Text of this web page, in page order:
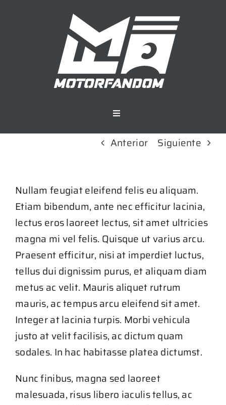
Toggle
Sobre nosotros
Galería
Blog
Anterior Siguiente
Nullam feugiat eleifend felis eu aliquam.
Etiam bibendum, ante nec efficitur lacinia,
lectus eros laoreet lectus, sit amet ultricies
magna mi vel felis. Quisque ut varius arcu.
Praesent efficitur, nisi at imperdiet luctus,
tellus dui dignissim purus, et aliquam diam
metus ac velit. Mauris aliquet rutrum
mauris, ac tempus arcu eleifend sit amet.
Integer at lacinia turpis. Morbi vehicula
justo at velit facilisis, ac dictum quam
sodales. In hac habitasse platea dictumst.
Nunc finibus, magna sed laoreet
malesuada, risus libero iaculis tellus, ac